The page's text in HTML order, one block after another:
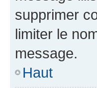
supprimer
limiter le
message.
Haut